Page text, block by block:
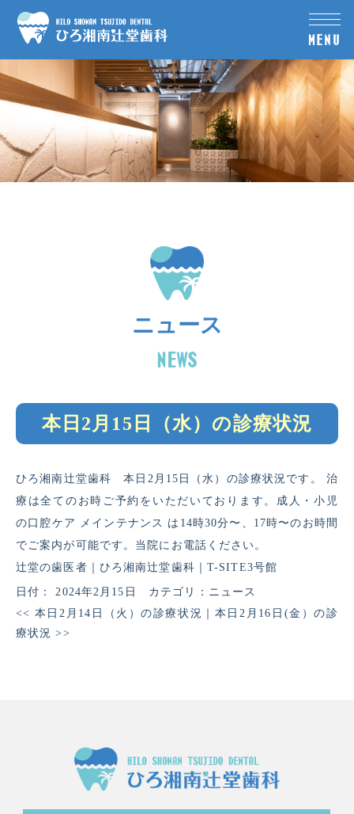
MENU
ニュース
本日2月15日（水）の診療状況
ひろ湘南辻堂歯科 本日2月15日（水）の診療状況です。 治
療は全てのお時ご予約をいただいております。成人・小児
の口腔ケア メインテナンス は14時30分〜、17時〜のお時間
でご案内が可能です。当院にお電話ください。
辻堂の歯医者｜ひろ湘南辻堂歯科｜T-SITE3号館
日付： 2024年2月15日 カテゴリ： ニュース
<< 本日2月14日（火）の診療状況
本日2月16日(金）の診
療状況>>